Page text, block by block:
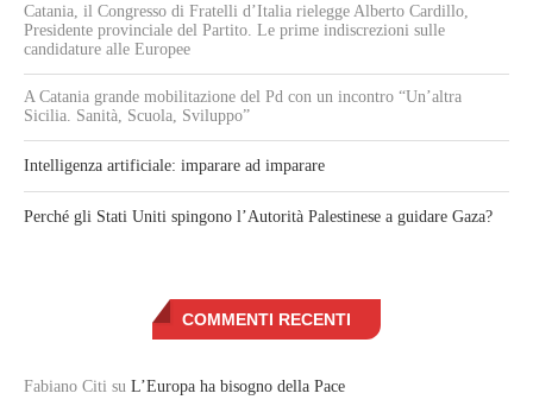
Catania, il Congresso di Fratelli d’Italia rielegge Alberto Cardillo,
Presidente provinciale del Partito. Le prime indiscrezioni sulle
candidature alle Europee
A Catania grande mobilitazione del Pd con un incontro “Un’altra
Sicilia. Sanità, Scuola, Sviluppo”
Intelligenza artificiale: imparare ad imparare
Perché gli Stati Uniti spingono l’Autorità Palestinese a guidare Gaza?
COMMENTI RECENTI
Fabiano Citi su L’Europa ha bisogno della Pace